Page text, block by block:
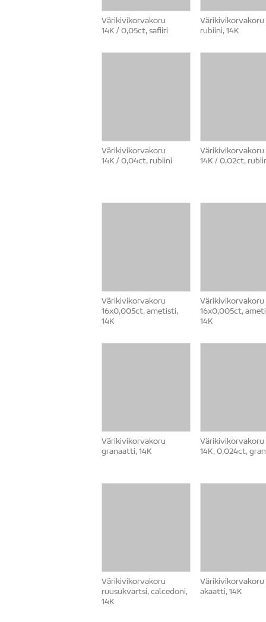
Värikivikorvakoru
14K / 0,05ct, safiiri
Värikivikorvakoru
rubiini, 14K
Värikivikorvakoru
14K / 0,04ct, rubiini
Värikivikorvakoru
14K / 0,02ct,
Värikivikorvakoru
16x0,005ct, ametisti,
14K
Värikivikorvakoru
16x0,005ct,
14K
Värikivikorvakoru
granaatti, 14K
Värikivikorvakoru
14K, 0,024ct,
Värikivikorvakoru
ruusukvartsi, calcedoni,
14K
Värikivikorvakoru
akaatti, 14K